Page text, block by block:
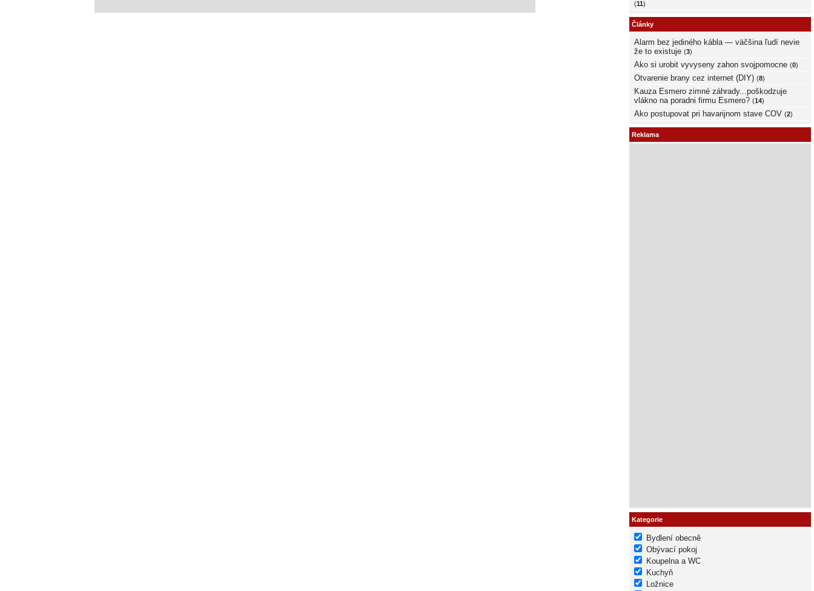
(11)
Články
Alarm bez jediného kábla — väčšina ľudí nevie
že to existuje (3)
Ako si urobit vyvyseny zahon svojpomocne (0)
Otvarenie brany cez internet (DIY) (8)
Kauza Esmero zimné záhrady...poškodzuje
vlákno na poradni firmu Esmero? (14)
Ako postupovat pri havarijnom stave COV (2)
Reklama
Kategorie
Bydlení obecně
Obývací pokoj
Koupelna a WC
Kuchyň
Ložnice